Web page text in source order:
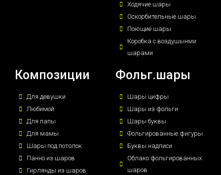
Ходячие шары
Оскорбительные шары
Поющие шары
Коробка с воздушынми
шарами
Композиции
Для девушки
Любимой
Для папы
Для мамы
Шары под потолок
Панно из шаров
Гирлянды из шаров
Фольг.шары
Шары цифры
Шары из фольги
Шары буквы
Фольгированные фигуры
Буквы надписи
Облако фольгированных
шаров